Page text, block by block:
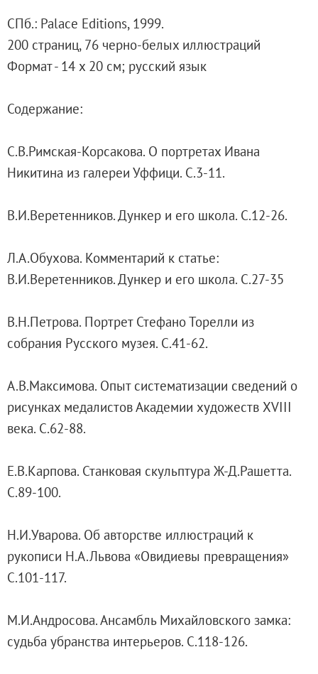
Адреса и часы работы
О билетах, льготах и услугах
Правила покупки и возврата билетов
Высказать мнение / Сообщить о проблеме
Лекции и абонементы
Лекторий
Абонементы
Программы и мероприятия
Социально-культурные проекты
О Музее
О музее
Дирекция
Дворцы и сады
Михайловский дворец
Михайловский (Инженерный) замок
Домик Петра I
Летний дворец Петра I
Западный павильон Михайловского
Восточный павильон Михайловского
СПб.: Palace Editions, 1999.
200 страниц, 76 черно-белых иллюстраций
Формат - 14 х 20 см; русский язык
Содержание:
С.В.Римская-Корсакова. О портретах Ивана
Никитина из галереи Уффици. С.3-11.
В.И.Веретенников. Дункер и его школа. С.12-26.
Л.А.Обухова. Комментарий к статье:
В.И.Веретенников. Дункер и его школа. С.27-35
В.Н.Петрова. Портрет Стефано Торелли из
собрания Русского музея. С.41-62.
А.В.Максимова. Опыт систематизации сведений о
рисунках медалистов Академии художеств XVIII
века. С.62-88.
Е.В.Карпова. Станковая скульптура Ж-Д.Рашетта.
С.89-100.
Н.И.Уварова. Об авторстве иллюстраций к
рукописи Н.А.Львова «Овидиевы превращения»
C.101-117.
М.И.Андросова. Ансамбль Михайловского замка:
судьба убранства интерьеров. С.118-126.